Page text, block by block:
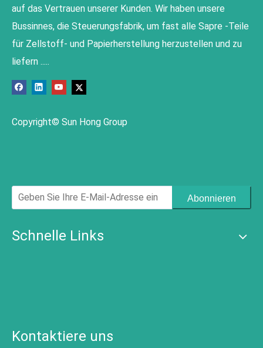
auf das Vertrauen unserer Kunden. Wir haben unsere
Bussinnes, die Steuerungsfabrik, um fast alle Sapre -Teile
für Zellstoff- und Papierherstellung herzustellen und zu
liefern .....
Copyright© Sun Hong Group
Abonnieren
Schnelle Links
Kontaktiere uns